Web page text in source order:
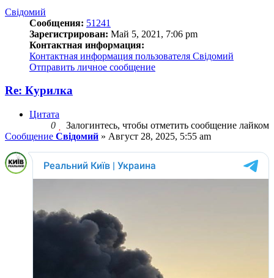
Свідомий
Сообщения: 51241
Зарегистрирован: Май 5, 2021, 7:06 pm
Контактная информация:
Контактная информация пользователя Свідомий
Отправить личное сообщение
Re: Курилка
Цитата
0
Залогинтесь, чтобы отметить сообщение лайком
Сообщение Свідомий » Август 28, 2025, 5:55 am